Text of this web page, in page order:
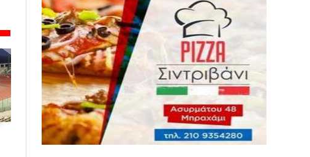
KARA TALKS
«Kara Talks» LIVE: Παρασκευή στις 21:00
August 06, 2026